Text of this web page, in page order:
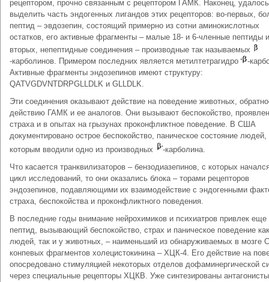
рецептором, прочно связанным с рецептором ГАМК. Наконец, удалось
выделить часть эндогенных лигандов этих рецепторов: во-первых,
пептид – эвдозепин, состоящий примерно из сотни аминокислотных
остатков, его активные фрагменты – малые 18- и 6‑членные пептиды
вторых, непептидные соединения – производные так называемых
-карболинов. Примером последних является метилтетрагидро
-
Активные фрагменты эндозепинов имеют структуру:
QATVGDVNTDRPGLLDLK и GLLDLK.
Эти соединения оказывают действие на поведение животных,
действию ГАМК и ее аналогов. Они вызывают беспокойство,
страха и в опытах на грызунах проконфликтное поведение. В США
документировано острое беспокойство, паническое состояние людей,
которым вводили одно из производных
-карболина.
Что касается транквилизаторов – бензодиазепинов, с которых
цикл исследований, то они оказались блока – торами рецепторов
эндозепинов, подавляющими их взаимодействие с эндогенными
страха, беспокойства и проконфликтного поведения.
В последние годы внимание нейрохимиков и психиатров привлек еще
пептид, вызывающий беспокойство, страх и паническое поведение
людей, так и у животных, – наименьший из обнаруживаемых в мозге
конпевых фрагментов холецистокинина – ХЦК‑4. Его действие на
опосредовано стимуляцией некоторых отделов дофаминергической
через специальные рецепторы ХЦКВ. Уже синтезированы антагонисты